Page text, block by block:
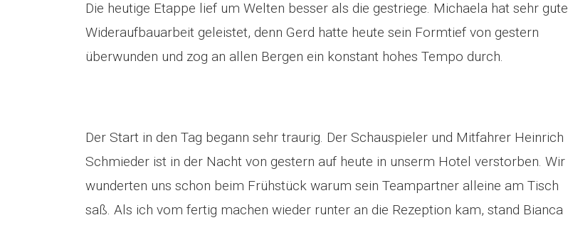
Die heutige Etappe lief um Welten besser als die gestriege. Michaela hat sehr gute
Wideraufbauarbeit geleistet, denn Gerd hatte heute sein Formtief von gestern
überwunden und zog an allen Bergen ein konstant hohes Tempo durch.
Der Start in den Tag begann sehr traurig. Der Schauspieler und Mitfahrer Heinrich
Schmieder ist in der Nacht von gestern auf heute in unserm Hotel verstorben. Wir
wunderten uns schon beim Frühstück warum sein Teampartner alleine am Tisch
saß. Als ich vom fertig machen wieder runter an die Rezeption kam, stand Bianca